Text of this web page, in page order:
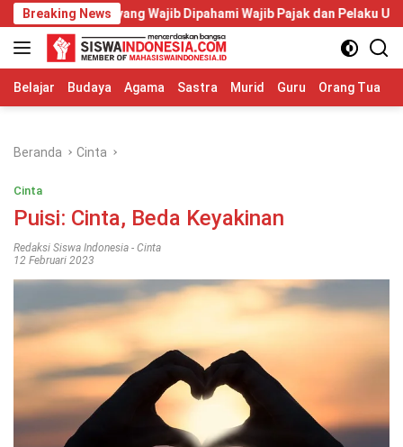
Langsung
ke
konten
Breaking News
2026 yang Wajib Dipahami Wajib Pajak dan Pelaku UMKM
Belajar Budaya Agama Sastra Murid Guru Orang Tua
Beranda Cinta
Cinta
Puisi: Cinta, Beda Keyakinan
Redaksi Siswa Indonesia - Cinta
12 Februari 2023